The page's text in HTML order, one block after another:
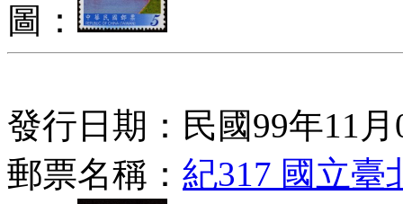
圖：
發行日期：民國99年11月
郵票名稱： 紀317 國立臺